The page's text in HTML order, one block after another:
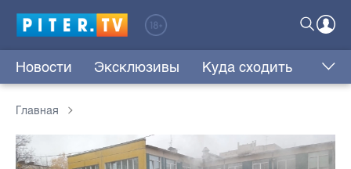
Новости Эксклюзивы Куда сходить
Главная